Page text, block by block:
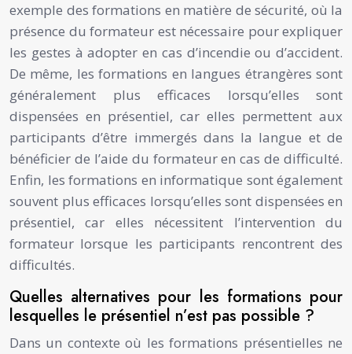
exemple des formations en matière de sécurité, où la
présence du formateur est nécessaire pour expliquer
les gestes à adopter en cas d’incendie ou d’accident.
De même, les formations en langues étrangères sont
généralement plus efficaces lorsqu’elles sont
dispensées en présentiel, car elles permettent aux
participants d’être immergés dans la langue et de
bénéficier de l’aide du formateur en cas de difficulté.
Enfin, les formations en informatique sont également
souvent plus efficaces lorsqu’elles sont dispensées en
présentiel, car elles nécessitent l’intervention du
formateur lorsque les participants rencontrent des
difficultés.
Quelles alternatives pour les formations pour
lesquelles le présentiel n’est pas possible ?
Dans un contexte où les formations présentielles ne